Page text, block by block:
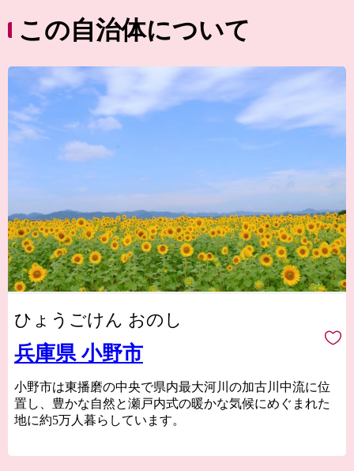
この自治体について
ひょうごけん おのし
兵庫県 小野市
小野市は東播磨の中央で県内最大河川の加古川中流に位
置し、豊かな自然と瀬戸内式の暖かな気候にめぐまれた
地に約5万人暮らしています。